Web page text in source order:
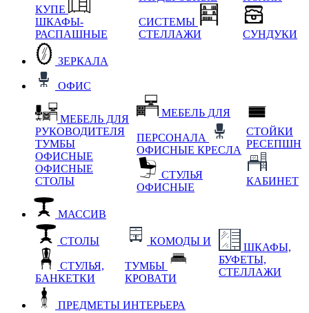
КУПЕ
ШКАФЫ-
РАСПАШНЫЕ
СИСТЕМЫ
СТЕЛЛАЖИ
СУНДУКИ
ЗЕРКАЛА
ОФИС
МЕБЕЛЬ ДЛЯ
РУКОВОДИТЕЛЯ
ТУМБЫ
ОФИСНЫЕ
ОФИСНЫЕ
СТОЛЫ
МЕБЕЛЬ ДЛЯ
ПЕРСОНАЛА
ОФИСНЫЕ КРЕСЛА
СТУЛЬЯ
ОФИСНЫЕ
СТОЙКИ
РЕСЕПШН
КАБИНЕТ
МАССИВ
СТОЛЫ
СТУЛЬЯ,
БАНКЕТКИ
КОМОДЫ И
ТУМБЫ
КРОВАТИ
ШКАФЫ,
БУФЕТЫ,
СТЕЛЛАЖИ
ПРЕДМЕТЫ ИНТЕРЬЕРА